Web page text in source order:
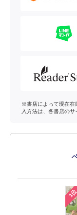
※書店によって現在在
入方法は、各書店のサ
1